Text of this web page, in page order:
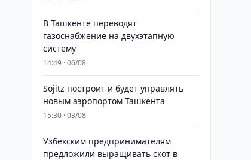
В Ташкенте переводят
газоснабжение на двухэтапную
систему
14:49 · 06/08
Sojitz построит и будет управлять
новым аэропортом Ташкента
15:30 · 03/08
Узбекским предпринимателям
предложили выращивать скот в